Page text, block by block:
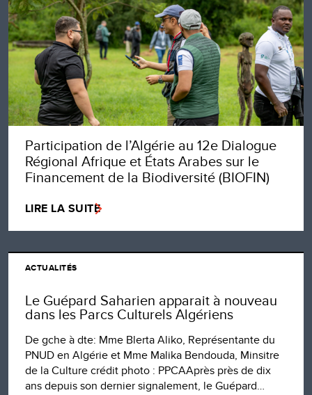
Participation de l’Algérie au 12e Dialogue
Régional Afrique et États Arabes sur le
Financement de la Biodiversité (BIOFIN)
LIRE LA SUITE
ACTUALITÉS
Le Guépard Saharien apparait à nouveau
dans les Parcs Culturels Algériens
De gche à dte: Mme Blerta Aliko, Représentante du
PNUD en Algérie et Mme Malika Bendouda, Minsitre
de la Culture crédit photo : PPCAAprès près de dix
ans depuis son dernier signalement, le Guépard…